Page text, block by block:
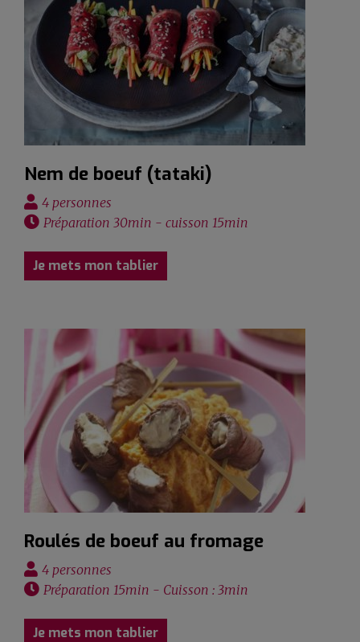
Nem de boeuf (tataki)
4 personnes
Préparation 30min - cuisson 15min
Je mets mon tablier
Roulés de boeuf au fromage
4 personnes
Préparation 15min - Cuisson : 3min
Je mets mon tablier